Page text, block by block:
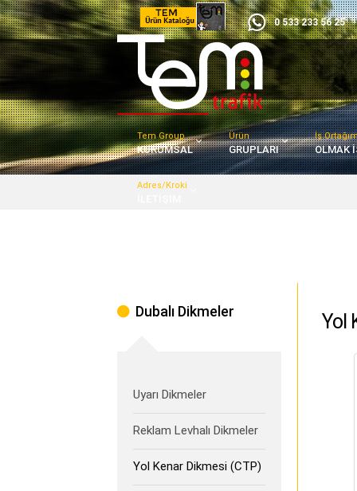
0 533 233 56 25
Tem Group
KURUMSAL
Ürün
GRUPLARI
İş
OLMAK
Adres/Kroki
Dubalı Dikmeler
Uyarı Dikmeler
Reklam Levhalı Dikmeler
Yol Kenar Dikmesi (CTP)
Yol